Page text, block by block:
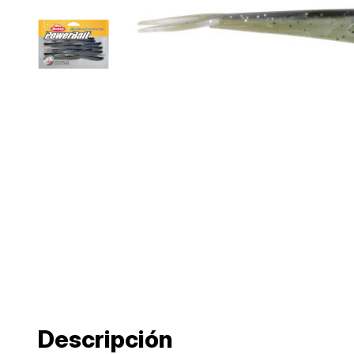
Descripción